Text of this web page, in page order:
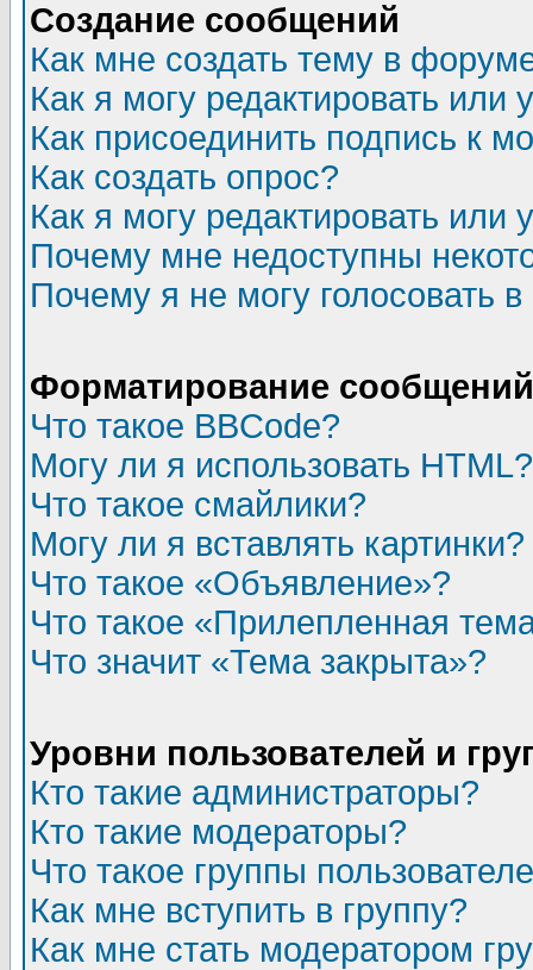
Создание сообщений
Как мне создать тему в
Как я могу редактировать или
Как присоединить подпись к
Как создать опрос?
Как я могу редактировать или
Почему мне недоступны
Почему я не могу голосовать
Форматирование
Что такое BBCode?
Могу ли я использовать HTML?
Что такое смайлики?
Могу ли я вставлять картинки?
Что такое «Объявление»?
Что такое «Прилепленная
Что значит «Тема закрыта»?
Уровни пользователей и
Кто такие администраторы?
Кто такие модераторы?
Что такое группы
Как мне вступить в группу?
Как мне стать модератором